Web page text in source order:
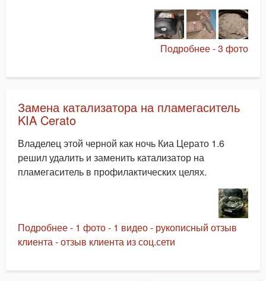
Подробнее - 3 фото
Замена катализатора на пламегаситель
KIA Cerato
Владелец этой черной как ночь Киа Церато 1.6
решил удалить и заменить катализатор на
пламегаситель в профилактических целях.
Подробнее - 1 фото - 1 видео - рукописный отзыв
клиента - отзыв клиента из соц.сети